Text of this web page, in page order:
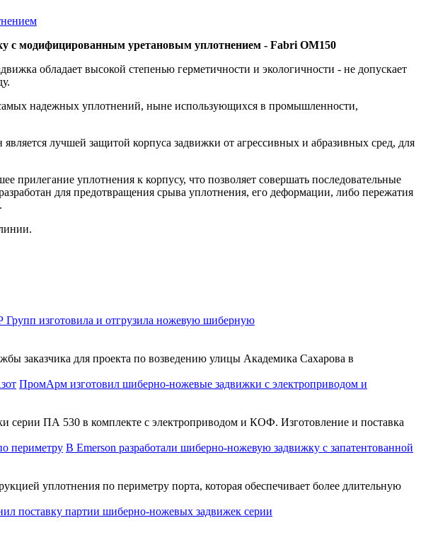
с модифицированным уретановым уплотнением - Fabri OM150
обладает высокой степенью герметичности и экологичности - не допускает
надежных уплотнений, ныне использующихся в промышленности,
лучшей защитой корпуса задвижки от агрессивных и абразивных сред, для
прилегание уплотнения к корпусу, что позволяет совершать последовательные
для предотвращения срыва уплотнения, его деформации, либо пережатия
изготовила и отгрузила ножевую шиберную
заказчика для проекта по возведению улицы Академика Сахарова в
ПромАрм изготовил шиберно-ножевые задвижки с электроприводом и
ПА 530 в комплекте с электроприводом и КОФ. Изготовление и поставка
В Emerson разработали шиберно-ножевую задвижку с запатентованной
уплотнения по периметру порта, которая обеспечивает более длительную
поставку партии шиберно-ножевых задвижек серии